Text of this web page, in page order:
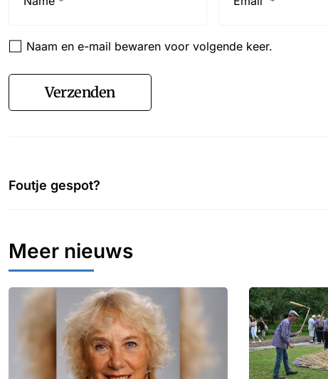
Naam en e-mail bewaren voor volgende keer.
Verzenden
Foutje gespot?
Meer nieuws